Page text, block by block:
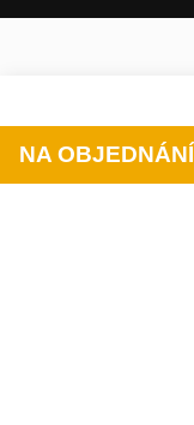
NA OBJEDNÁNÍ